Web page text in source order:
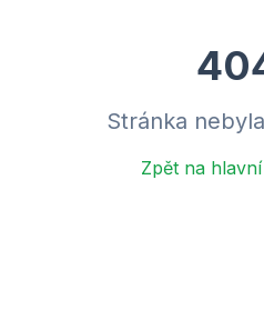
Stránka
Zpět na